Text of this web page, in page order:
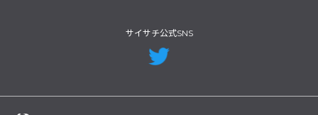
サイサチ公式SNS